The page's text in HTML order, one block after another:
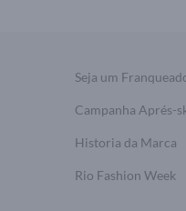
Seja um
Campanha Aprés-
Historia da Marca
Rio Fashion Week